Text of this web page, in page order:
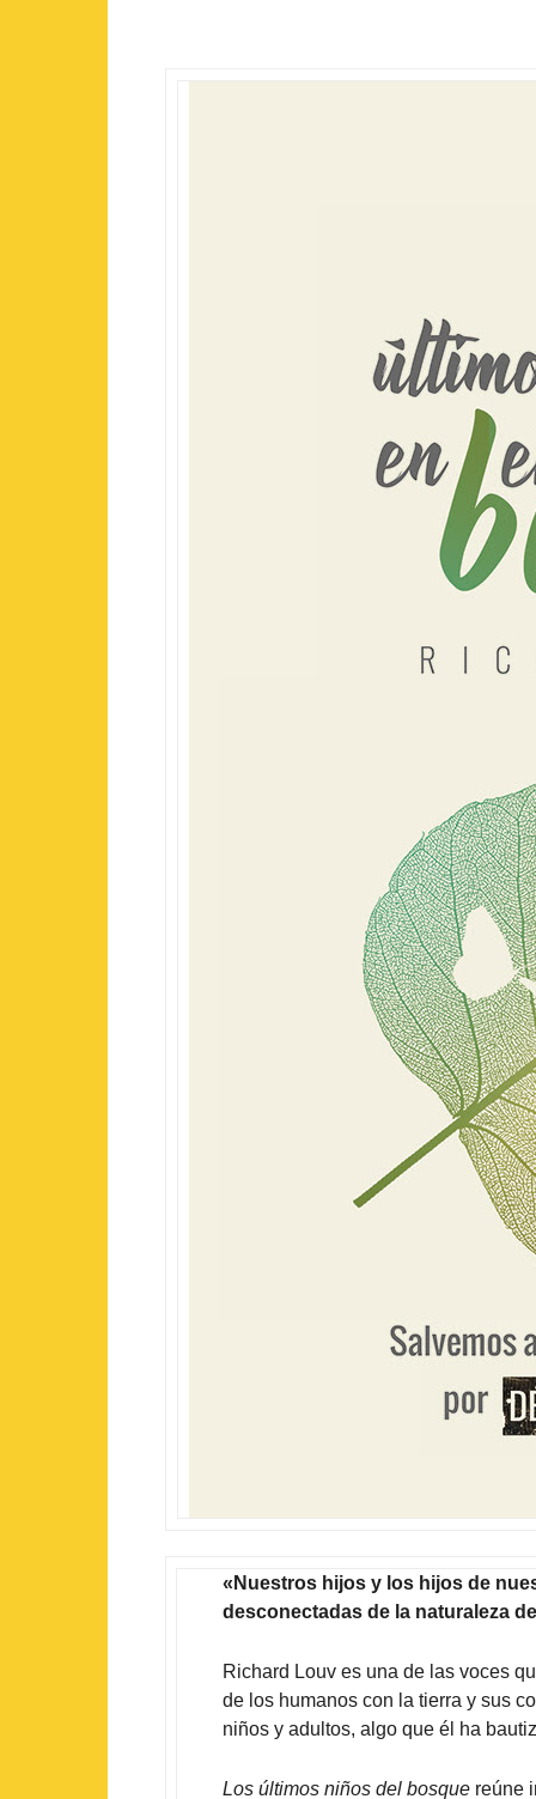
«Nuestros hijos y los hijos de
desconectadas de la naturaleza
Richard Louv es una de las voces
de los humanos con la tierra y sus
niños y adultos, algo que él ha
Los últimos niños del bosque reúne